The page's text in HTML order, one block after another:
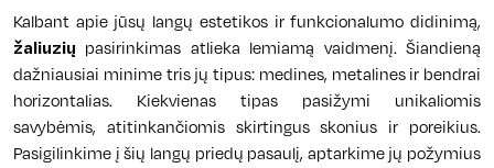
Kalbant apie jūsų langų estetikos ir funkcionalumo didinimą,
žaliuzių pasirinkimas atlieka lemiamą vaidmenį. Šiandieną
dažniausiai minime tris jų tipus: medines, metalines ir bendrai
horizontalias. Kiekvienas tipas pasižymi unikaliomis
savybėmis, atitinkančiomis skirtingus skonius ir poreikius.
Pasigilinkime į šių langų priedų pasaulį, aptarkime jų požymius